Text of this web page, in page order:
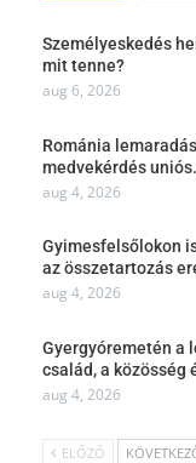
Személyeskedés
mit tenne?
aug 6, 2026
Románia
medvekérdés
aug 4, 2026
Gyimesfelsőlokon
az összetartozás
aug 4, 2026
Gyergyóremetén a
család, a közösség
aug 4, 2026
ELŐZŐ